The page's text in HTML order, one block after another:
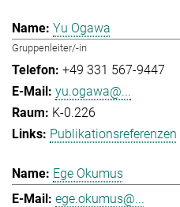
Yu Ogawa
Gruppenleiter/-in
+49 331 567-9447
yu.ogawa@...
K-0.226
Publikationsreferenzen
Ege Okumus
ege.okumus@...